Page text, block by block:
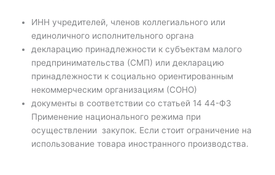
ИНН учредителей, членов коллегиального или
единоличного исполнительного органа
декларацию принадлежности к субъектам малого
предпринимательства (СМП) или декларацию
принадлежности к социально ориентированным
некоммерческим организациям (СОНО)
документы в соответствии со статьей 14 44-ФЗ
Применение национального режима при
осуществлении закупок. Если стоит ограничение на
использование товара иностранного производства.